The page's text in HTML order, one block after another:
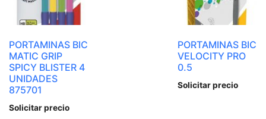
PORTAMINAS BIC
MATIC GRIP
SPICY BLISTER 4
UNIDADES
875701
Solicitar precio
PORTAMINAS BIC
VELOCITY PRO
0.5
Solicitar precio